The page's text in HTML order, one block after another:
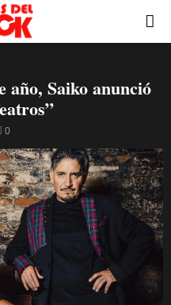
año, Saiko anunció
0